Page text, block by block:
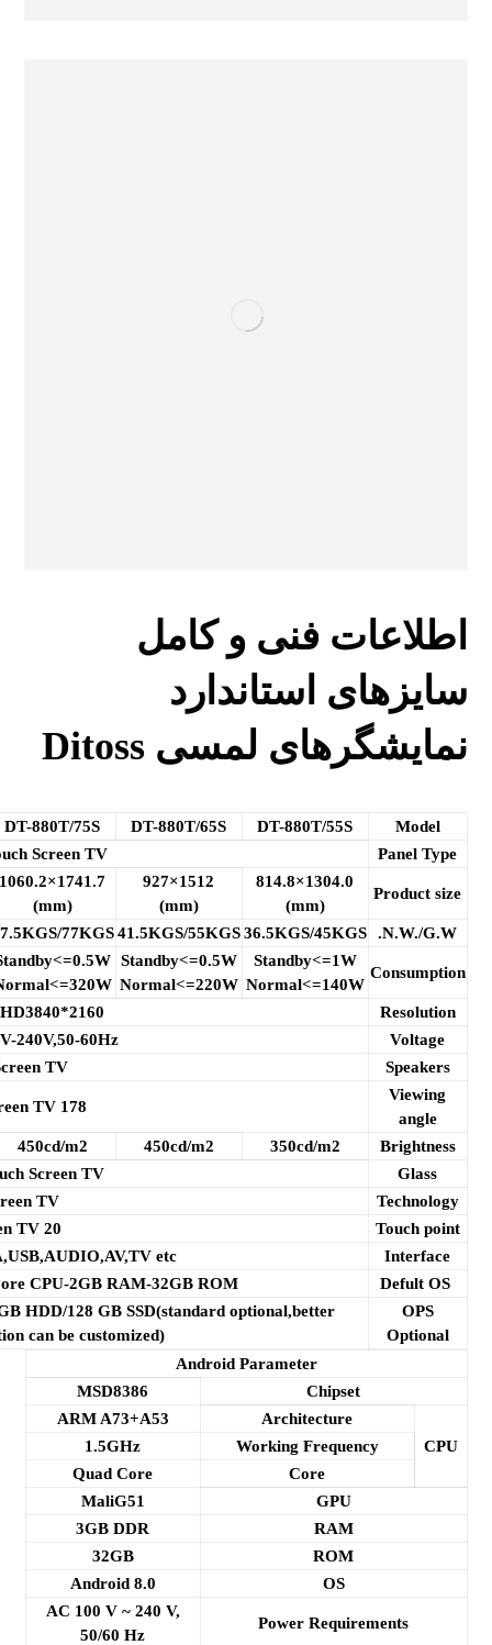
اطلاعات فنی و کامل
سایزهای استاندارد
نمایشگرهای لمسی Ditoss
Model
DT-880T/55S
DT-880T/65S
DT-880T/75S
Panel Type
A GRADE PANEL Touch Screen TV
Product size
1304.0×814.8
(mm)
1512×927
(mm)
1741.7×1060.2
(mm)
N.W./G.W.
36.5KGS/45KGS
41.5KGS/55KGS
77KGS
Consumption
Standby<=1W
Normal<=140W
Standby<=0.5W
Normal<=220W
Resolution
Voltage
240V,50-60Hz
Speakers
15Wx2
TV
Viewing
angle
TV
Brightness
350cd/m2
450cd/m2
450cd/m2
Glass
Technology
Touch point
Interface
etc
CPU-2GB RAM-32GB ROM
OPS
Optional
HDD/128 GB SSD(standard optional,better
can be customized)
Android Parameter
Chipset
MSD8386
CPU
Architecture
ARM A73+A53
Working Frequency
1.5GHz
Core
Quad Core
GPU
MaliG51
RAM
3GB DDR
ROM
32GB
OS
Android 8.0
Power Requirements
AC 100 V ~ 240 V,
50/60 Hz